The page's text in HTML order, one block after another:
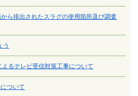
ら排出されたスラグの使用箇所及び調査
う
るテレビ受信対策工事について
ついて